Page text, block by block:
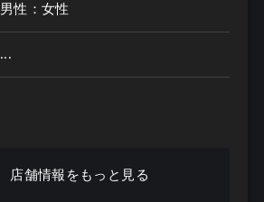
男性：女性
...
店舗情報をもっと見る